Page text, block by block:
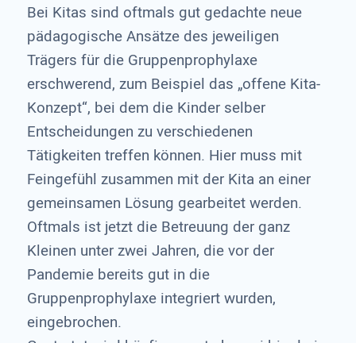
Bei Kitas sind oftmals gut gedachte neue
pädagogische Ansätze des jeweiligen
Trägers für die Gruppenprophylaxe
erschwerend, zum Beispiel das „offene Kita-
Konzept“, bei dem die Kinder selber
Entscheidungen zu verschiedenen
Tätigkeiten treffen können. Hier muss mit
Feingefühl zusammen mit der Kita an einer
gemeinsamen Lösung gearbeitet werden.
Oftmals ist jetzt die Betreuung der ganz
Kleinen unter zwei Jahren, die vor der
Pandemie bereits gut in die
Gruppenprophylaxe integriert wurden,
eingebrochen.